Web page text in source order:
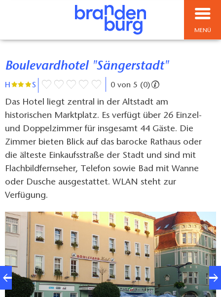
MENÜ
Boulevardhotel "Sängerstadt"
H S 0 von 5 (0)
Das Hotel liegt zentral in der Altstadt am
historischen Marktplatz. Es verfügt über 26 Einzel-
und Doppelzimmer für insgesamt 44 Gäste. Die
Zimmer bieten Blick auf das barocke Rathaus oder
die älteste Einkaufsstraße der Stadt und sind mit
Flachbildfernseher, Telefon sowie Bad mit Wanne
oder Dusche ausgestattet. WLAN steht zur
Verfügung.